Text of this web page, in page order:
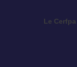
Le Cerfpa